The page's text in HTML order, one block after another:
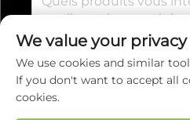
We value your privacy
We use cookies and similar
If you don't want to accept all
cookies.